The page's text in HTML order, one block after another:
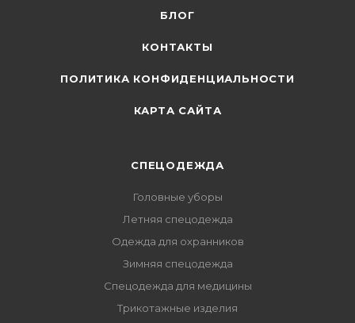
БЛОГ
КОНТАКТЫ
ПОЛИТИКА КОНФИДЕНЦИАЛЬНОСТИ
КАРТА САЙТА
СПЕЦОДЕЖДА
Головные уборы
Летняя спецодежда
Одежда для охранников
Зимняя спецодежда
Спецодежда для медицины
Трикотажные изделия